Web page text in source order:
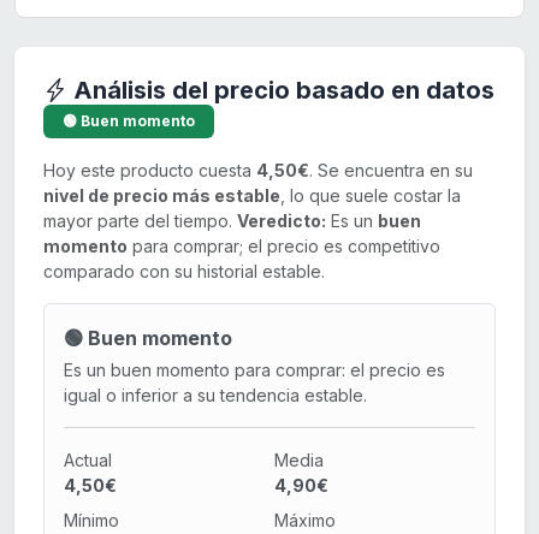
Análisis del precio basado en datos
🟢 Buen momento
Hoy este producto cuesta 4,50€. Se encuentra en su
nivel de precio más estable , lo que suele costar la
mayor parte del tiempo. Veredicto: Es un buen
momento para comprar; el precio es competitivo
comparado con su historial estable.
🟢 Buen momento
Es un buen momento para comprar: el precio es
igual o inferior a su tendencia estable.
Actual
4,50€
Media
4,90€
Mínimo
Máximo